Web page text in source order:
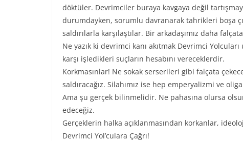
döktüler. Devrimciler buraya kavgaya değil
durumdayken, sorumlu davranarak tahrikleri boşa
saldırılarla karşılaştılar. Bir arkadaşımız daha
Ne yazık ki devrimci kanı akıtmak Devrimci
karşı işledikleri suçların hesabını vereceklerdir.
Korkmasınlar! Ne sokak serserileri gibi falçata
saldıracağız. Silahımız ise hep emperyalizmi ve
Ama şu gerçek bilinmelidir. Ne pahasına olursa
edeceğiz.
Gerçeklerin halka açıklanmasından korkanlar,
Devrimci Yol’culara Çağrı!